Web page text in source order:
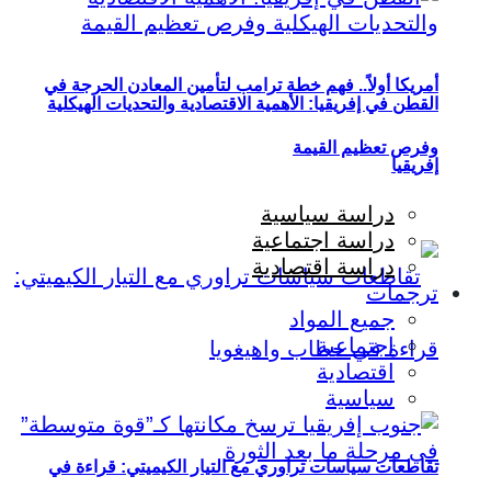
أمريكا أولاً.. فهم خطة ترامب لتأمين المعادن الحرجة في
إفريقيا
تقاطعات سياسات تراوري مع التيار الكيميتي: قراءة في
القطن في إفريقيا: الأهمية الاقتصادية والتحديات الهيكلية
وفرص تعظيم القيمة
دراسة سياسية
دراسة اجتماعية
دراسة اقتصادية
ترجمات
جميع المواد
اجتماعية
اقتصادية
سياسية